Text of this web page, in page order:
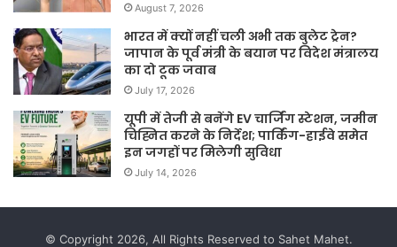
August 7, 2026
भारत में क्यों नहीं चली अभी तक बुलेट ट्रेन?
जापान के पूर्व मंत्री के बयान पर विदेश मंत्रालय
का दो टूक जवाब
July 17, 2026
यूपी में तेजी से बनेंगे EV चार्जिंग स्टेशन, जमीन
चिह्नित करने के निर्देश; पार्किंग-हाईवे समेत
इन जगहों पर मिलेगी सुविधा
July 14, 2026
© Copyright 2026, All Rights Reserved to Sahet Mahet.